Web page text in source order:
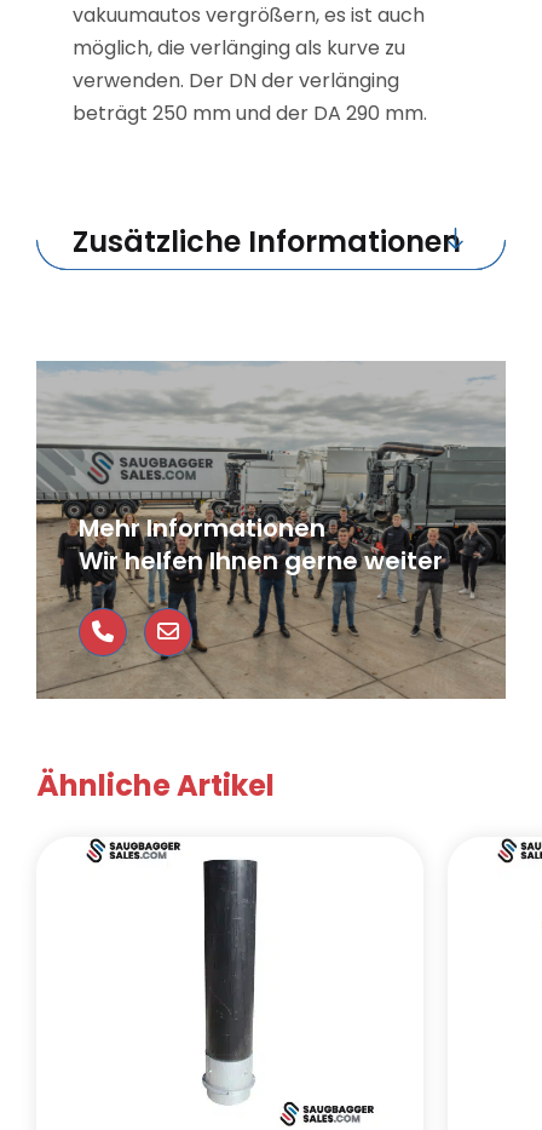
Mehr Informationen
Wir helfen Ihnen gerne weiter
vakuumautos vergrößern, es ist auch
möglich, die verlänging als kurve zu
verwenden. Der DN der verlänging
beträgt 250 mm und der DA 290 mm.
Zusätzliche Informationen
Ähnliche Artikel